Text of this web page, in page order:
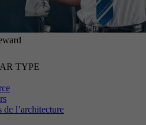
TYPE
de l’architecture